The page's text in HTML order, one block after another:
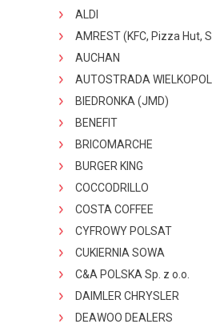
ALDI
AMREST (KFC, Pizza Hut,
AUCHAN
AUTOSTRADA
BIEDRONKA (JMD)
BENEFIT
BRICOMARCHE
BURGER KING
COCCODRILLO
COSTA COFFEE
CYFROWY POLSAT
CUKIERNIA SOWA
C&A POLSKA Sp. z o.o.
DAIMLER CHRYSLER
DEAWOO DEALERS